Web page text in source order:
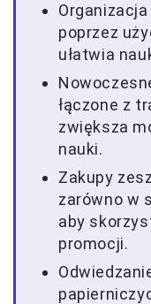
poprzez
ułatwia
łączone z
zwiększa
nauki.
Zakupy
zarówno w
aby
promocji.